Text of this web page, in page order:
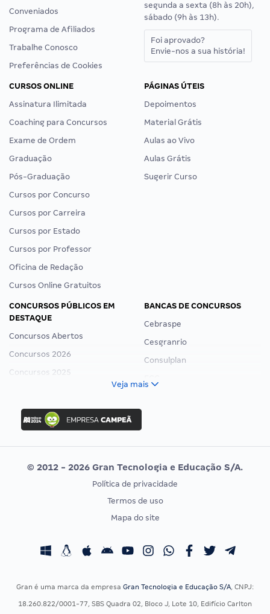
Conveniados
Programa de Afiliados
Trabalhe Conosco
Preferências de Cookies
segunda a sexta (8h às 20h),
sábado (9h às 13h).
Foi aprovado?
Envie-nos a sua história!
CURSOS ONLINE
Assinatura Ilimitada
Coaching para Concursos
Exame de Ordem
Graduação
Pós-Graduação
Cursos por Concurso
Cursos por Carreira
Cursos por Estado
Cursos por Professor
Oficina de Redação
Cursos Online Gratuitos
PÁGINAS ÚTEIS
Depoimentos
Material Grátis
Aulas ao Vivo
Aulas Grátis
Sugerir Curso
CONCURSOS PÚBLICOS EM
DESTAQUE
Concursos Abertos
Concursos 2026
Concursos 2025
Concurso Ibama
Concurso MPU
Editais publicados
BANCAS DE CONCURSOS
Cebraspe
Cesgranrio
Consulplan
Vunesp
CONCURSOS POR PROFISSÃO
Concursos Fiscais
EXAME DE ORDEM
Calendário OAB
Veja mais
© 2012 - 2026 Gran Tecnologia e Educação S/A.
Política de privacidade
Termos de uso
Mapa do site
Gran é uma marca da empresa Gran Tecnologia e Educação S/A, CNPJ:
18.260.822/0001-77, SBS Quadra 02, Bloco J, Lote 10, Edifício Carlton